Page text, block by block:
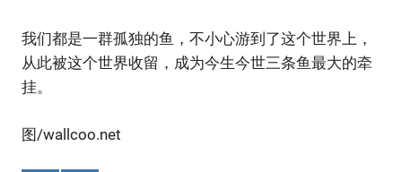
我们都是一群孤独的鱼，不小心游到了这个世界上，
从此被这个世界收留，成为今生今世三条鱼最大的牵
挂。
图/wallcoo.net